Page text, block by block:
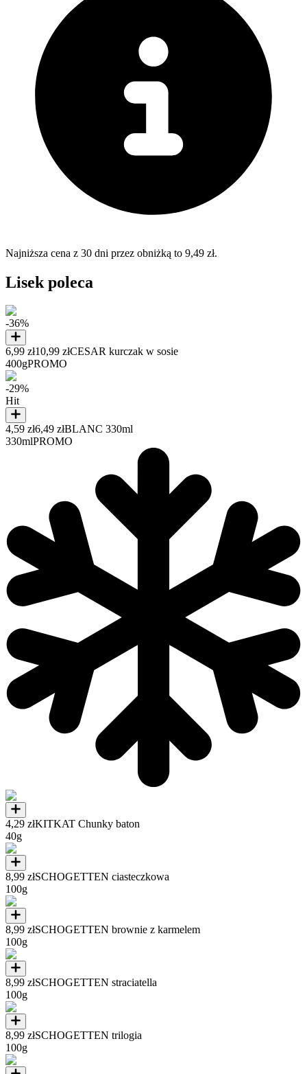
Najniższa cena z 30 dni przez obniżką to 9,49 zł.
Lisek poleca
-36%
6,99 zł10,99 złCESAR kurczak w sosie
400gPROMO
-29%
Hit
4,59 zł6,49 złBLANC 330ml
330mlPROMO
4,29 złKITKAT Chunky baton
40g
8,99 złSCHOGETTEN ciasteczkowa
100g
8,99 złSCHOGETTEN brownie z karmelem
100g
8,99 złSCHOGETTEN straciatella
100g
8,99 złSCHOGETTEN trilogia
100g